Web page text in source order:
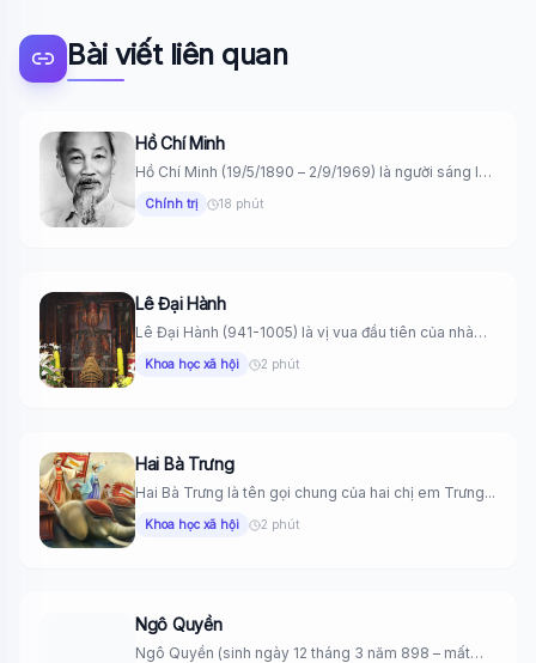
Bài viết liên quan
Hồ Chí Minh
Hồ Chí Minh (19/5/1890 – 2/9/1969) là người sáng lập
Chính trị 18 phút
Lê Đại Hành
Lê Đại Hành (941-1005) là vị vua đầu tiên của nhà
Khoa học xã hội 2 phút
Hai Bà Trưng
Hai Bà Trưng là tên gọi chung của hai chị em Trưng...
Khoa học xã hội 2 phút
Ngô Quyền
Ngô Quyền (sinh ngày 12 tháng 3 năm 898 – mất